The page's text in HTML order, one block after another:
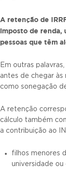
A retenção de
imposto de renda,
pessoas que têm
Em outras
antes de chegar
como sonegação
A retenção
cálculo também
a contribuição ao
filhos menores
universidade ou